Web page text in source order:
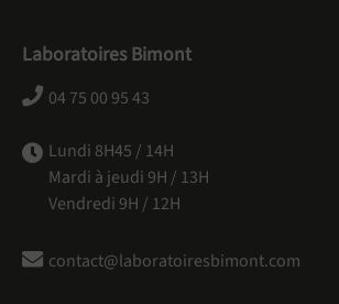
Laboratoires Bimont
04 75 00 95 43
Lundi 8H45 / 14H
Mardi à jeudi 9H / 13H
Vendredi 9H / 12H
contact@laboratoiresbimont.com